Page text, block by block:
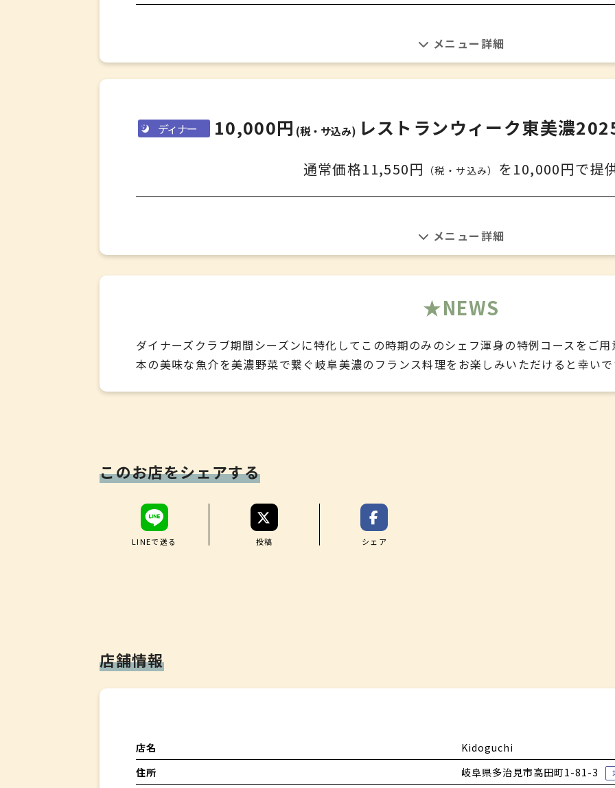
地場野菜のアミューズ
＊
レストランウィーク2025
美濃野菜繋ぐ美魚
スペシャリテ中津川更紗紅鱒
メイン、the東濃
＊
廿原不耕起栽培米パン
＊
＊
ディナー 10,000円 (税・サ込み) レストランウィーク東美濃
通常価格11,550円 （税・サ込み） を10,000円で提
地場野菜のアミューズ
＊
フランスレストランウィーク2025
＊
＊
美濃野菜繋ぐ美魚2
＊
廿原不耕起栽培米のパン
NEWS
ダイナーズクラブ期間シーズンに特化してこの時期のみのシェフ渾身の特例コースをご
本の美味な魚介を美濃野菜で繋ぐ岐阜美濃のフランス料理をお楽しみいただけると幸い
このお店をシェアする
LINEで送る 投稿 シェア
店舗情報
店名
Kidoguchi
住所
岐阜県多治見市高田町1-81-3